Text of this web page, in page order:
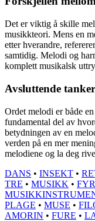
Det er viktig å skille
musikkteori. Mens en
etter hverandre,
samtidig. Melodi og
komplett musikalsk
Avsluttende tanker
Ordet melodi er både
fundamental del av
betydningen av en
verden på en mer
melodiene og la deg
DANS • INSEKT •
TRE • MUSIKK • FYR
PLAGE • MUSE •
AMORIN • FURE •